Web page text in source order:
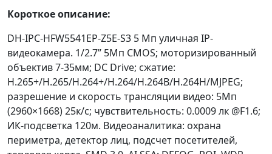
Короткое описание:
DH-IPC-HFW5541EP-Z5E-S3 5 Mп уличная IP-
видеокамера. 1/2.7” 5Мп CMOS; моторизированный
объектив 7-35мм; DC Drive; сжатие:
H.265+/H.265/H.264+/H.264/H.264B/H.264H/MJPEG;
разрешение и скорость трансляции видео: 5Мп
(2960×1668) 25к/с; чувствительность: 0.0009 лк @F1.6;
ИК-подсветка 120м. Видеоаналитика: охрана
периметра, детектор лиц, подсчет посетителей,